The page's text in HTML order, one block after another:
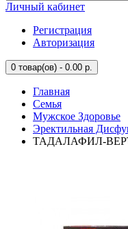
Личный кабинет
Регистрация
Авторизация
0 товар(ов) - 0.00 р.
Главная
Семья
Мужское Здоровье
Эректильная
ТАДАЛАФИЛ-